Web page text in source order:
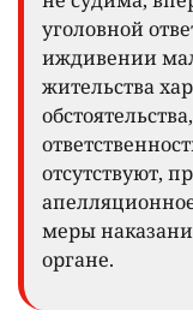
уголовной
иждивении
жительства
отсутствуют,
меры
органе.